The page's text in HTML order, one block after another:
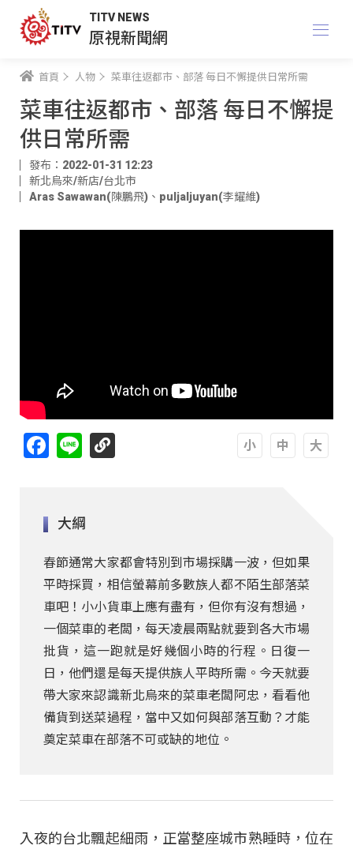
TITV NEWS
原視新聞網
首頁 人物 菜車往返都市、部落 每日不懈提供日常所需
菜車往返都市、部落 每日不懈提
供日常所需
發布：2022-01-31 12:23
新北烏來/新店/台北市
Aras Sawawan(陳鵬飛) 、 puljaljuyan(李耀維)
Facebook
Line
大綱
春節通常大家都會特別到市場採購一波，但如果
平時採買，相信螢幕前多數族人都不陌生部落菜
車吧！小小貨車上應有盡有，但你有沒有想過，
一個菜車的老闆，每天凌晨兩點就要到各大市場
批貨，這一跑就是好幾個小時的行程。日復一
日，他們還是每天提供族人平時所需。今天就要
帶大家來認識新北烏來的菜車老闆阿忠，看看他
備貨到送菜過程，當中又如何與部落互動？才能
奠定菜車在部落不可或缺的地位。
入夜的台北飄起細雨，正當整座城市熟睡時，位在